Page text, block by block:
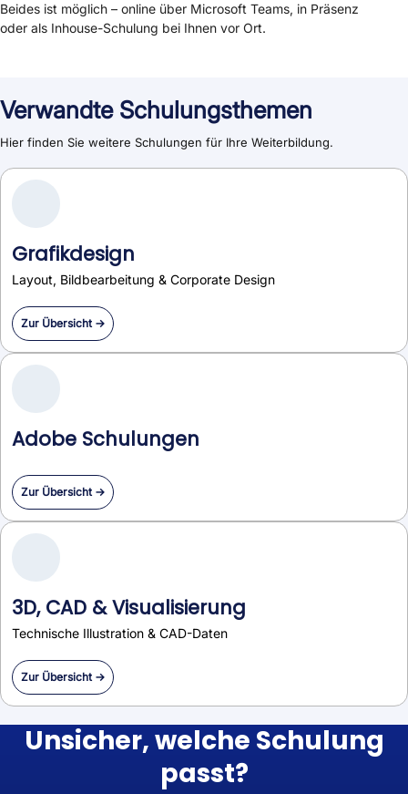
Beides ist möglich – online über Microsoft Teams, in Präsenz
oder als Inhouse-Schulung bei Ihnen vor Ort.
Verwandte Schulungsthemen
Hier finden Sie weitere Schulungen für Ihre Weiterbildung.
Grafikdesign
Layout, Bildbearbeitung & Corporate Design
Zur Übersicht →
Adobe Schulungen
Zur Übersicht →
3D, CAD & Visualisierung
Technische Illustration & CAD-Daten
Zur Übersicht →
Unsicher, welche Schulung
passt?